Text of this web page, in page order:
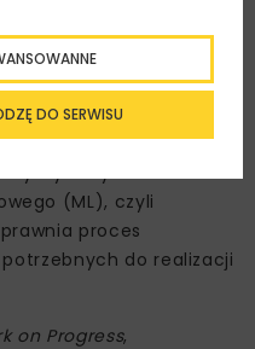
możliwości
w czasie rzeczywistym
notatkę, przydzielić
np. w formie
wykorzystać
(ML), czyli
proces
do realizacji
on Progress,
DO SERWISU